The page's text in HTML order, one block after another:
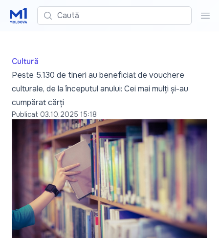
Caută
Cultură
Peste 5.130 de tineri au beneficiat de vouchere
culturale, de la începutul anului: Cei mai mulți și-au
cumpărat cărți
Publicat 03.10.2025 15:18